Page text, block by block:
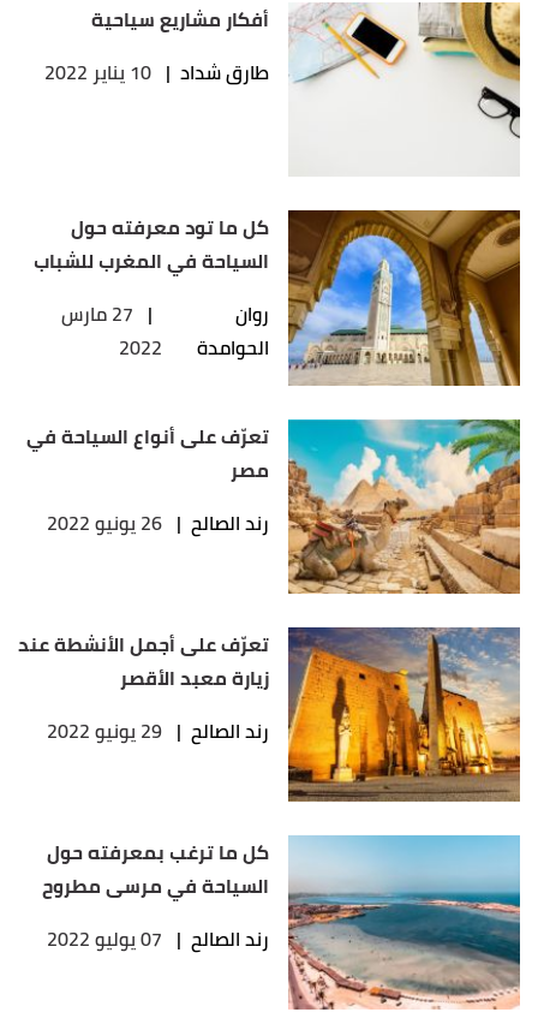
أفكار مشاريع سياحية
طارق شداد | 10 يناير 2022
كل ما تود معرفته حول
السياحة في المغرب للشباب
روان
الحوامدة
|
27 مارس
2022
تعرّف على أنواع السياحة في
مصر
رند الصالح | 26 يونيو 2022
تعرّف على أجمل الأنشطة عند
زيارة معبد الأقصر
رند الصالح | 29 يونيو 2022
كل ما ترغب بمعرفته حول
السياحة في مرسى مطروح
رند الصالح | 07 يوليو 2022